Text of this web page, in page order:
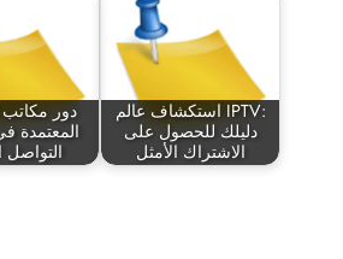
دور مكاتب
المعتمدة
التواصل
استكشاف عالم IPTV:
دليلك للحصول على
الاشتراك الأمثل